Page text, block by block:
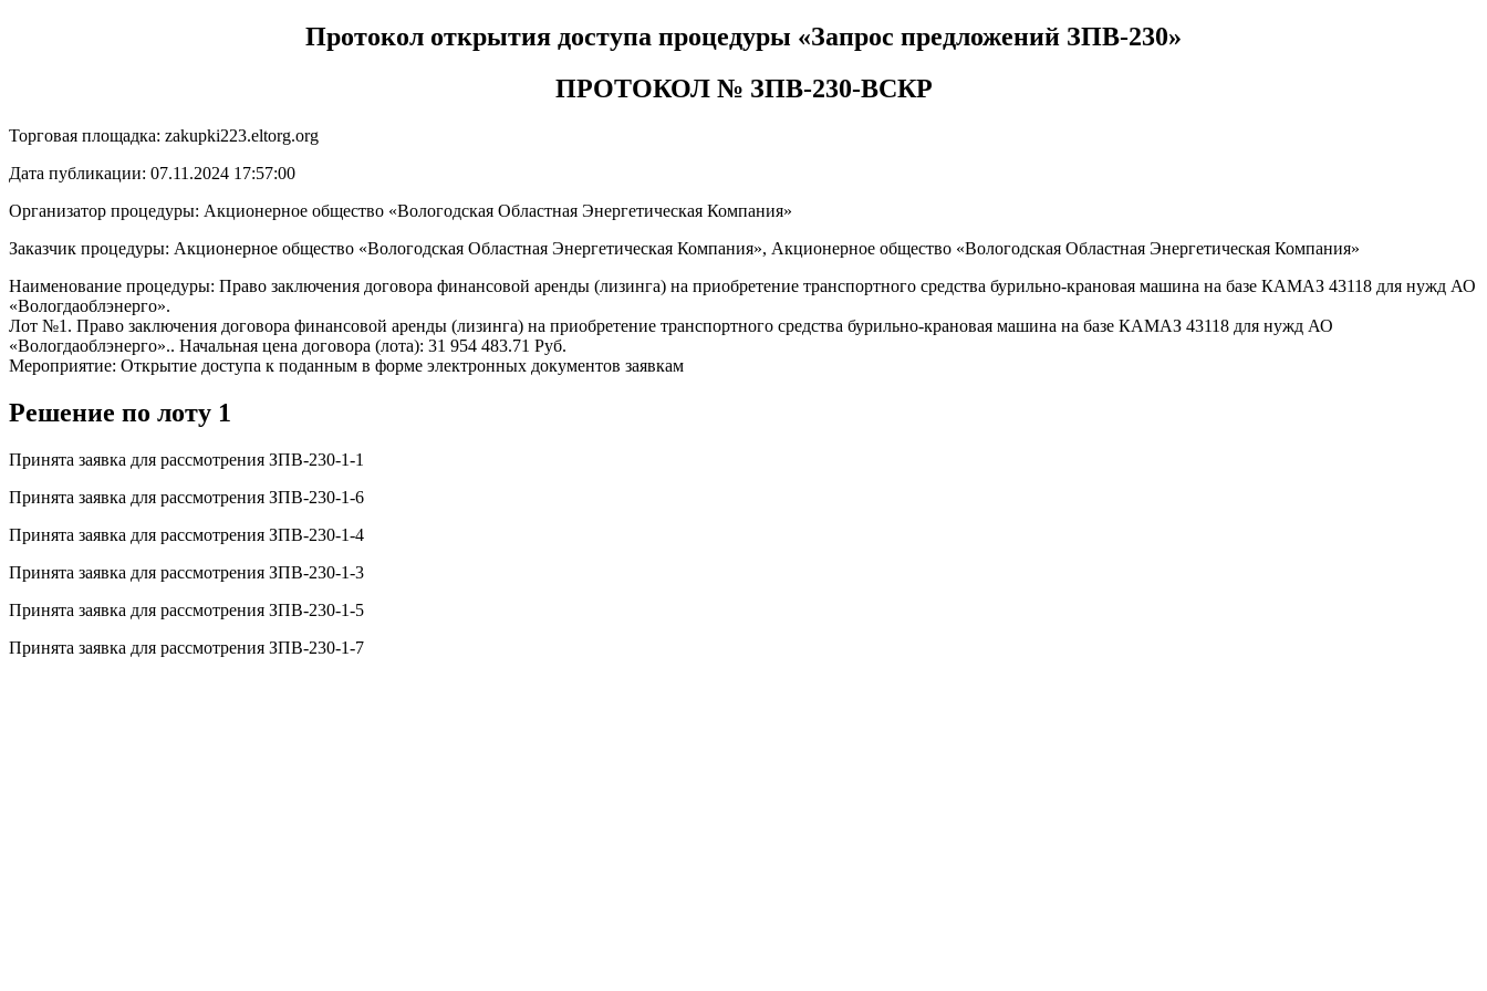
Протокол открытия доступа процедуры «Запрос предложений ЗПВ-230»
ПРОТОКОЛ № ЗПВ-230-ВСКР
Торговая площадка: zakupki223.eltorg.org
Дата публикации: 07.11.2024 17:57:00
Организатор процедуры: Акционерное общество «Вологодская Областная Энергетическая Компания»
Заказчик процедуры: Акционерное общество «Вологодская Областная Энергетическая Компания», Акционерное общество «Вологодская Областная Энергетическая Компания»
Наименование процедуры: Право заключения договора финансовой аренды (лизинга) на приобретение транспортного средства бурильно-крановая машина на базе КАМАЗ 43118 для нужд АО
«Вологдаоблэнерго».
Лот №1. Право заключения договора финансовой аренды (лизинга) на приобретение транспортного средства бурильно-крановая машина на базе КАМАЗ 43118 для нужд АО
«Вологдаоблэнерго».. Начальная цена договора (лота): 31 954 483.71 Руб.
Мероприятие: Открытие доступа к поданным в форме электронных документов заявкам
Решение по лоту 1
Принята заявка для рассмотрения ЗПВ-230-1-1
Принята заявка для рассмотрения ЗПВ-230-1-6
Принята заявка для рассмотрения ЗПВ-230-1-4
Принята заявка для рассмотрения ЗПВ-230-1-3
Принята заявка для рассмотрения ЗПВ-230-1-5
Принята заявка для рассмотрения ЗПВ-230-1-7